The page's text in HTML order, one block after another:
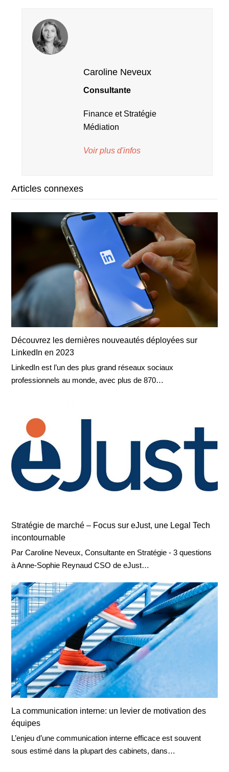
Caroline Neveux
Consultante
Finance et Stratégie
Médiation
Voir plus d'infos
Articles connexes
Découvrez les dernières nouveautés déployées sur
LinkedIn en 2023
LinkedIn est l’un des plus grand réseaux sociaux
professionnels au monde, avec plus de 870…
Stratégie de marché – Focus sur eJust, une Legal Tech
incontournable
Par Caroline Neveux, Consultante en Stratégie - 3 questions
à Anne-Sophie Reynaud CSO de eJust…
La communication interne: un levier de motivation des
équipes
L’enjeu d’une communication interne efficace est souvent
sous estimé dans la plupart des cabinets, dans…